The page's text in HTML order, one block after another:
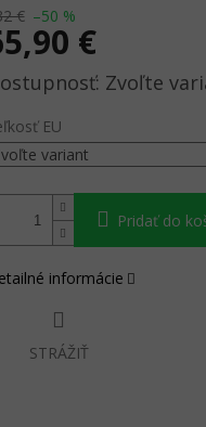
€ –50 %
€
Zvoľte
EU
Pridať do
informácie
STRÁŽIŤ